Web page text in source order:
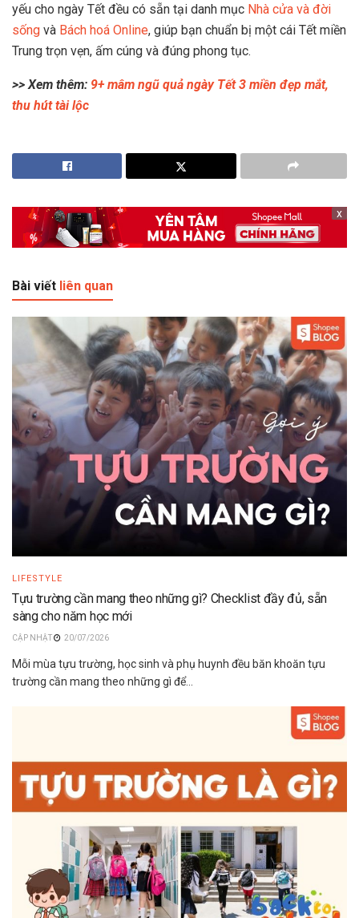
yếu cho ngày Tết đều có sẵn tại danh mục Nhà cửa và đời
sống và Bách hoá Online, giúp bạn chuẩn bị một cái Tết miền
Trung trọn vẹn, ấm cúng và đúng phong tục.
>> Xem thêm: 9+ mâm ngũ quả ngày Tết 3 miền đẹp mắt,
thu hút tài lộc
x
Bài viết liên quan
LIFESTYLE
Tựu trường cần mang theo những gì? Checklist đầy đủ, sẵn
sàng cho năm học mới
20/07/2026
Mỗi mùa tựu trường, học sinh và phụ huynh đều băn khoăn tựu
trường cần mang theo những gì để...